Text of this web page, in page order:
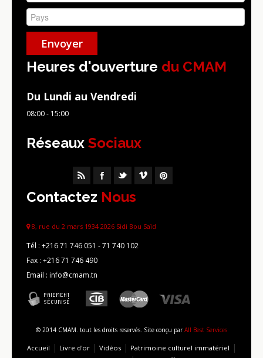
Heures d'ouverture du CMAM
Du Lundi au Vendredi
08:00 - 15:00
Réseaux Sociaux
Contactez Nous
8, rue du 2 mars 1934 2026 Sidi Bou Saïd
Tél : +216 71 746 051 - 71 740 102
Fax : +216 71 746 490
Email : info@cmam.tn
© 2014 CMAM. tout les droits reservés. Site conçu parAll Best Services
Accueil | Livre d'or| Vidéos| Patrimoine culturel immatériel |